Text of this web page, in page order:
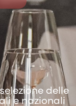
delle
e nazionali